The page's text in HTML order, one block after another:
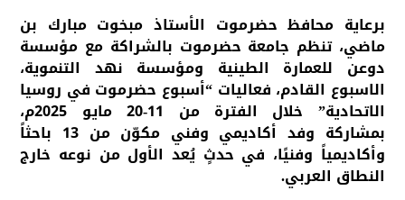
برعاية محافظ حضرموت الأستاذ مبخوت مبارك بن
ماضي، تنظم جامعة حضرموت بالشراكة مع مؤسسة
دوعن للعمارة الطينية ومؤسسة نهد التنموية،
الاسبوع القادم، فعاليات “أسبوع حضرموت في روسيا
الاتحادية” خلال الفترة من 11-20 مايو 2025م،
بمشاركة وفد أكاديمي وفني مكوّن من 13 باحثاً
وأكاديمياً وفنيًا، في حدثٍ يُعد الأول من نوعه خارج
النطاق العربي.